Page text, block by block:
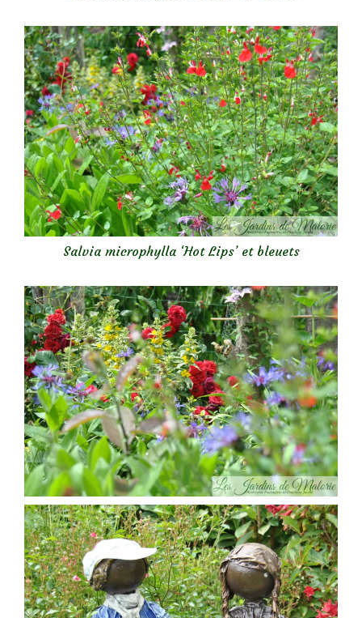
Salvia microphylla ‘Hot Lips’ et bleuets